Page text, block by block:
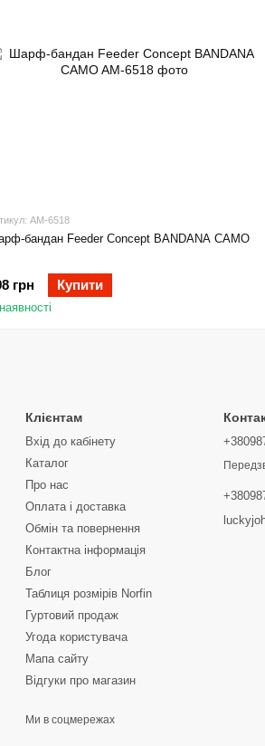
AM-6518
бандан Feeder Concept BANDANA CAMO
грн Купити
Клієнтам
Вхід до кабінету
Каталог
Про нас
Оплата і доставка
Обмін та повернення
Контактна інформація
Блог
Таблиця розмірів Norfin
Гуртовий продаж
Угода користувача
Мапа сайту
Відгуки про магазин
Ми в соцмережах